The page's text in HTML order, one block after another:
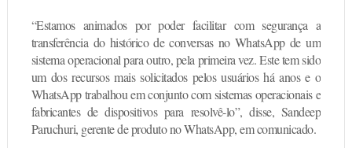
“Estamos animados por poder facilitar com segurança a
transferência do histórico de conversas no WhatsApp de um
sistema operacional para outro, pela primeira vez. Este tem sido
um dos recursos mais solicitados pelos usuários há anos e o
WhatsApp trabalhou em conjunto com sistemas operacionais e
fabricantes de dispositivos para resolvê-lo”, disse, Sandeep
Paruchuri, gerente de produto no WhatsApp, em comunicado.